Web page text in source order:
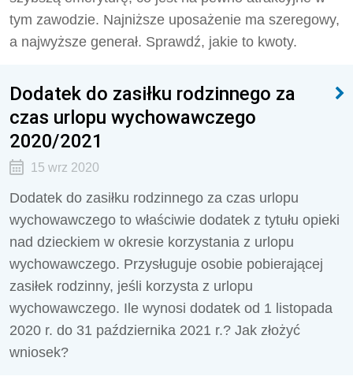
tym zawodzie. Najniższe uposażenie ma szeregowy,
a najwyższe generał. Sprawdź, jakie to kwoty.
Dodatek do zasiłku rodzinnego za
czas urlopu wychowawczego
2020/2021
15 wrz 2020
Dodatek do zasiłku rodzinnego za czas urlopu
wychowawczego to właściwie dodatek z tytułu opieki
nad dzieckiem w okresie korzystania z urlopu
wychowawczego. Przysługuje osobie pobierającej
zasiłek rodzinny, jeśli korzysta z urlopu
wychowawczego. Ile wynosi dodatek od 1 listopada
2020 r. do 31 października 2021 r.? Jak złożyć
wniosek?